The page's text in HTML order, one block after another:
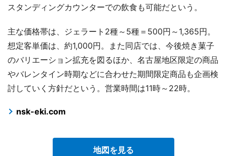
スタンディングカウンターでの飲食も可能だという。
主な価格帯は、ジェラート2種～5種＝500円～1,365円。
想定客単価は、約1,000円。また同店では、今後焼き菓子
のバリエーション拡充を図るほか、名古屋地区限定の商品
やバレンタイン時期などに合わせた期間限定商品も企画検
討していく方針だという。営業時間は11時～22時。
nsk-eki.com
地図を見る